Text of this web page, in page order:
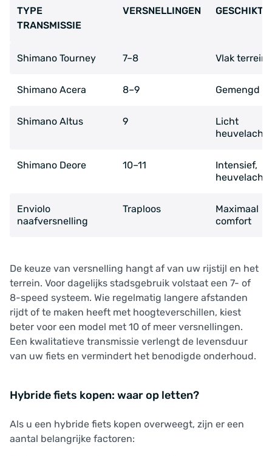
TYPE
TRANSMISSIE
VERSNELLINGEN GESCHIKT
Shimano Tourney 7–8 Vlak
Shimano Acera 8–9 Gemengd
Shimano Altus 9
Licht
Shimano Deore 10–11
Intensief,
Enviolo
naafversnelling
Traploos
Maximaal
comfort
De keuze van versnelling hangt af van uw rijstijl en het
terrein. Voor dagelijks stadsgebruik volstaat een 7- of
8-speed systeem. Wie regelmatig langere afstanden
rijdt of te maken heeft met hoogteverschillen, kiest
beter voor een model met 10 of meer versnellingen.
Een kwalitatieve transmissie verlengt de levensduur
van uw fiets en vermindert het benodigde onderhoud.
Hybride fiets kopen: waar op letten?
Als u een hybride fiets kopen overweegt, zijn er een
aantal belangrijke factoren: